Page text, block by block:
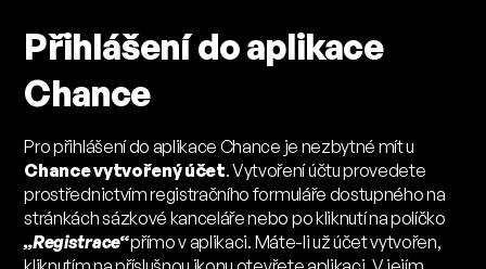
Přihlášení do aplikace
Chance
Pro přihlášení do aplikace Chance je nezbytné mít u
Chance vytvořený účet. Vytvoření účtu provedete
prostřednictvím registračního formuláře dostupného na
stránkách sázkové kanceláře nebo po kliknutí na políčko
„Registrace“přímo v aplikaci. Máte-li už účet vytvořen,